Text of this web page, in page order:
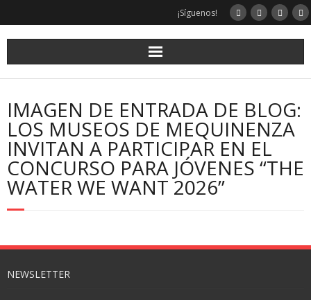
¡Síguenos!
IMAGEN DE ENTRADA DE BLOG:
LOS MUSEOS DE MEQUINENZA
INVITAN A PARTICIPAR EN EL
CONCURSO PARA JÓVENES “THE
WATER WE WANT 2026”
NEWSLETTER